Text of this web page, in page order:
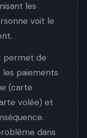
les
voit le
permet de
paiements
(carte
volée) et
dans